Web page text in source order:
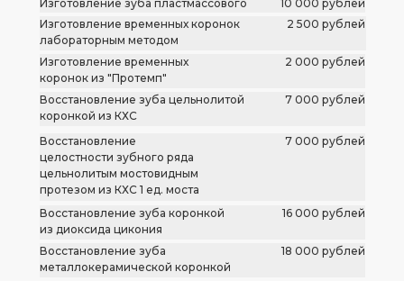
Восстановление
целостности зубного ряда
цельнолитым мостовидным
протезом из КХС 1 ед. моста
7 000 рублей
Восстановление зуба цельнолитой
коронкой из КХС
7 000 рублей
Изготовление временных
коронок из "Протемп"
2 000 рублей
Изготовление коронки
пластмассовой (на импланте)
3 000 рублей
Изготовление временных коронок
лабораторным методом
2 500 рублей
Восстановление зуба коронкой
из диоксида цикония
16 000 рублей
Восстановление зуба
металлокерамической коронкой
18 000 рублей
Изготовление зуба пластмассового 10 000 рублей